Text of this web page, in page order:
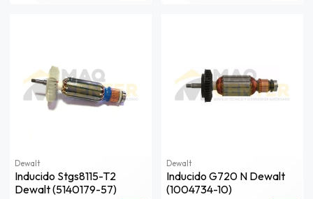
Dewalt
Inducido Stgs8115-T2
Dewalt (5140179-57)
Dewalt
Inducido G720 N Dewalt
(1004734-10)